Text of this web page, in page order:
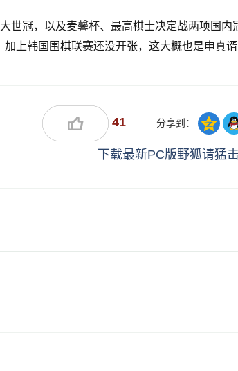
世冠，以及麦馨杯、最高棋士决定战两项国
上韩国围棋联赛还没开张，这大概也是申真
41 分享到：
下载最新PC版野狐请猛